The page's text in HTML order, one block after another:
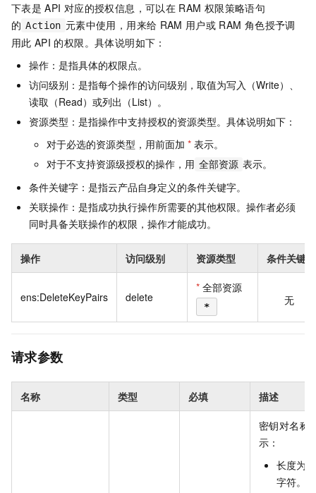
下表是 API 对应的授权信息，可以在 RAM 权限策略语句
的 Action 元素中使用，用来给 RAM 用户或 RAM 角色授予调
用此 API 的权限。具体说明如下：
操作：是指具体的权限点。
访问级别：是指每个操作的访问级别，取值为写入（Write）、
读取（Read）或列出（List）。
资源类型：是指操作中支持授权的资源类型。具体说明如下：
对于必选的资源类型，用前面加 * 表示。
对于不支持资源级授权的操作，用 全部资源 表示。
条件关键字：是指云产品自身定义的条件关键字。
关联操作：是指成功执行操作所需要的其他权限。操作者必须
同时具备关联操作的权限，操作才能成功。
操作 访问级别 资源类型 条件关键字
ens:DeleteKeyPairs delete
* 全部资源
* 无
请求参数
名称 类型 必填 描述
密钥对名称
示：
长度为
字符。